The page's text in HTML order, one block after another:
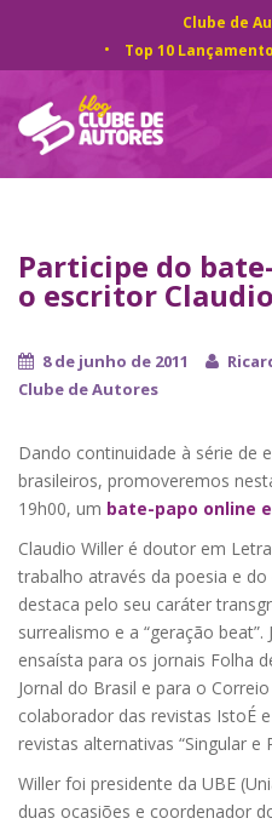
Clube de
Top 10
Participe do
o escritor
8 de junho de 2011
Clube de Autores
Dando continuidade à série de
brasileiros, promoveremos
19h00, um bate-papo online
Claudio Willer é doutor em
trabalho através da poesia e
destaca pelo seu caráter
surrealismo e a “geração
ensaísta para os jornais Folha
Jornal do Brasil e para o
colaborador das revistas IstoÉ
revistas alternativas “Singular e
Willer foi presidente da UBE
duas ocasiões e coordenador